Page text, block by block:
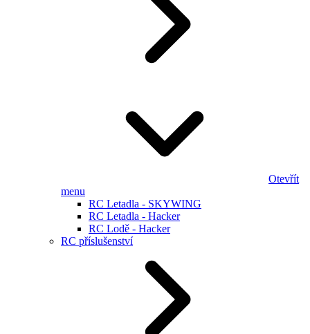
Otevřít
menu
RC Letadla - SKYWING
RC Letadla - Hacker
RC Lodě - Hacker
RC příslušenství